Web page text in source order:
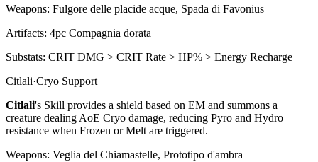
Weapons: Fulgore delle placide acque, Spada di Favonius
Artifacts: 4pc Compagnia dorata
Substats: CRIT DMG > CRIT Rate > HP% > Energy Recharge
Citlali·Cryo Support
Citlali's Skill provides a shield based on EM and summons a
creature dealing AoE Cryo damage, reducing Pyro and Hydro
resistance when Frozen orMelt are triggered.
Weapons: Veglia del Chiamastelle, Prototipo d'ambra